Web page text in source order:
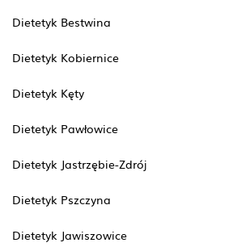
Dietetyk Bestwina
Dietetyk Kobiernice
Dietetyk Kęty
Dietetyk Pawłowice
Dietetyk Jastrzębie-Zdrój
Dietetyk Pszczyna
Dietetyk Jawiszowice